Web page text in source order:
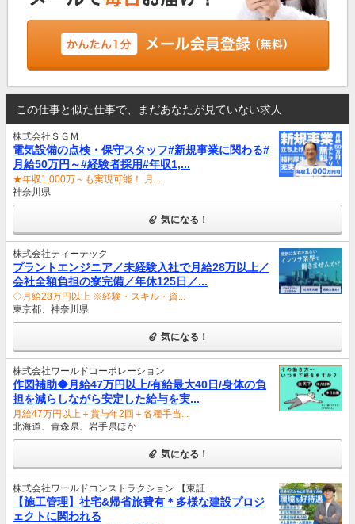
この仕事と似た仕事で、まだあなたが見ていない求人
株式会社ＳＧＭ
電気設備の点検・保守スタッフ#新規事業に関わる#
月給50万円～#経験者採用#年収1,...
★年収1,000万～も実現可能！ 月...
神奈川県
気になる！
株式会社ティーテック
プラントエンジニア／未経験入社で月給28万以上／
会社全額負担の寮完備／年休125日／...
◇月給28万円以上 ※経験・スキル・資...
東京都、神奈川県
気になる！
株式会社ワールドコーポレーション
作図補助◆月給47万円以上/有給最大40日/身体の負
担を減らしながら安定した給与を実...
月給47万円以上＋賞与年2回＋各種手当...
北海道、青森県、岩手県ほか
気になる！
株式会社ワールドコンストラクション 【東証...
【施工管理】社宅&帰省旅費有＊多様な建設プロジ
ェクトに関われる